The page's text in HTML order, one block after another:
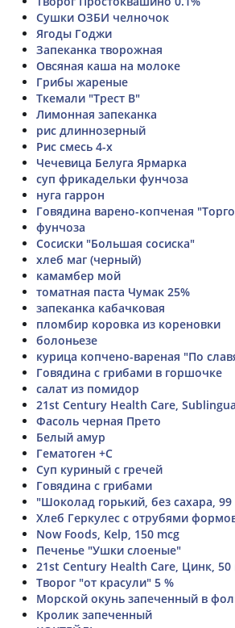
Сушки ОЗБИ челночок
Ягоды Годжи
Запеканка творожная
Овсяная каша на молоке
Грибы жареные
Ткемали "Трест В"
Лимонная запеканка
рис длиннозерный
Рис смесь 4-х
Чечевица Белуга Ярмарка
суп фрикадельки фунчоза
нуга гаррон
Говядина варено-копченая
фунчоза
Сосиски "Большая сосиска"
хлеб маг (черный)
камамбер мой
томатная паста Чумак 25%
запеканка кабачковая
пломбир коровка из кореновки
болоньезе
курица копчено-вареная "По
Говядина с грибами в горшочке
салат из помидор
21st Century Health Care,
Фасоль черная Прето
Белый амур
Гематоген +С
Суп куриный с гречей
Говядина с грибами
"Шоколад горький, без сахара,
Хлеб Геркулес с отрубями
Now Foods, Kelp, 150 mcg
Печенье "Ушки слоеные"
21st Century Health Care, Цинк, 50
Творог "от красули" 5 %
Морской окунь запеченный в
Кролик запеченный